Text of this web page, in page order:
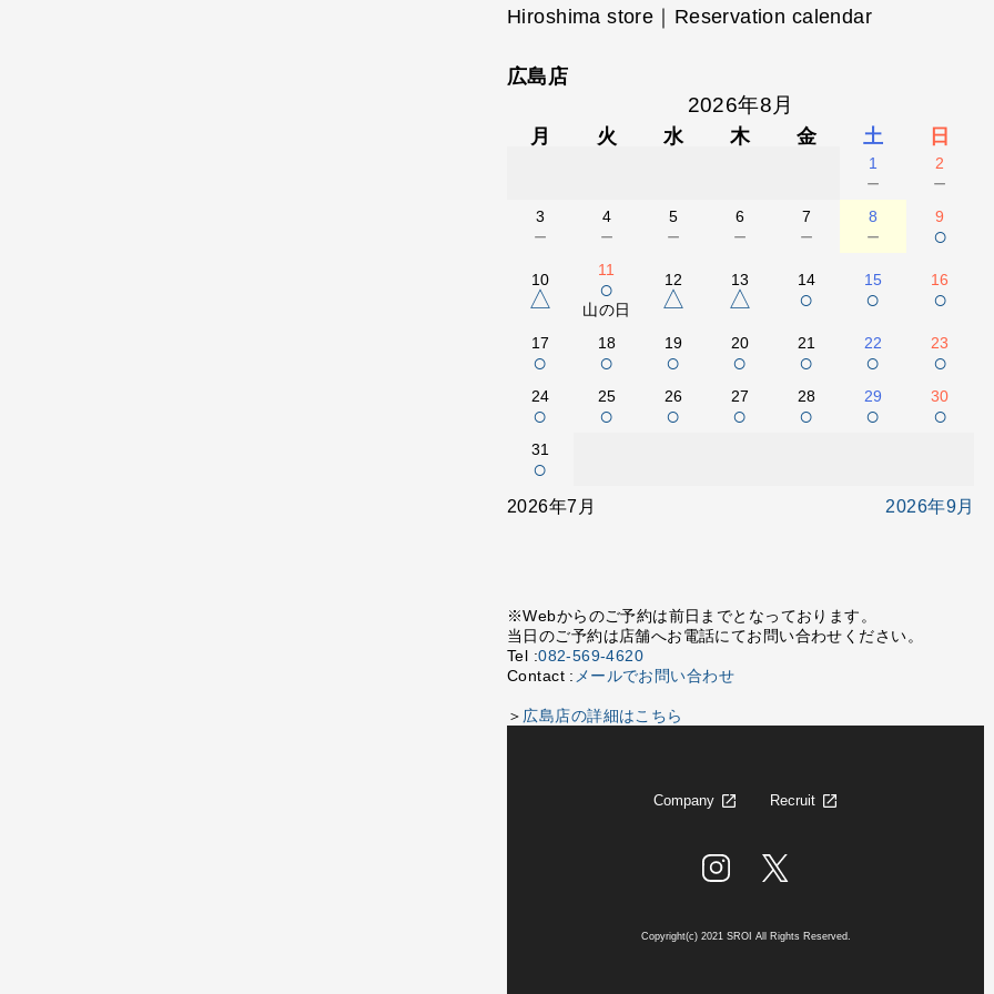
Hiroshima store｜Reservation calendar
広島店
2026年8月
月 火 水 木 金 土 日
1
－
2
－
3
－
4
－
5
－
6
－
7
－
8
－
9
○
10
△
11
○
山の日
12
△
13
△
14
○
15
○
16
○
17
○
18
○
19
○
20
○
21
○
22
○
23
○
24
○
25
○
26
○
27
○
28
○
29
○
30
○
31
○
2026年7月 2026年9月
※Webからのご予約は前日までとなっております。
当日のご予約は店舗へお電話にてお問い合わせください。
Tel :082-569-4620
Contact : メールでお問い合わせ
＞ 広島店の詳細はこちら
Company Recruit
Copyright(c) 2021 SROI All Rights Reserved.